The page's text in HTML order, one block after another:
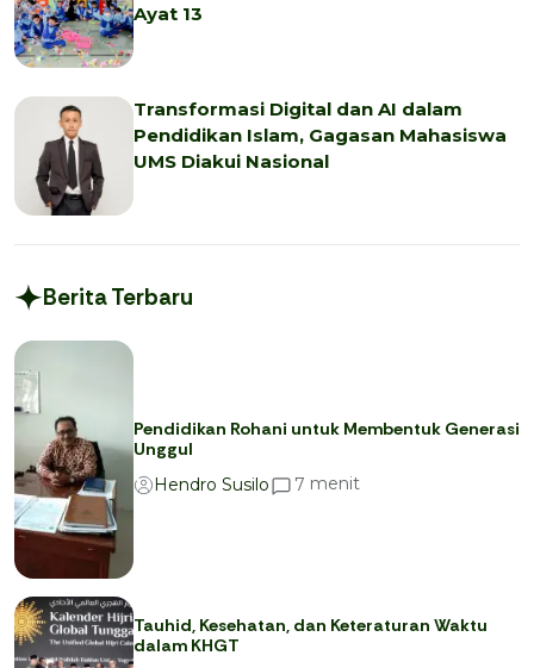
Ayat 13
Transformasi Digital dan AI dalam
Pendidikan Islam, Gagasan Mahasiswa
UMS Diakui Nasional
Berita Terbaru
Pendidikan Rohani untuk Membentuk Generasi
Unggul
Hendro Susilo
7 menit
Tauhid, Kesehatan, dan Keteraturan Waktu
dalam KHGT